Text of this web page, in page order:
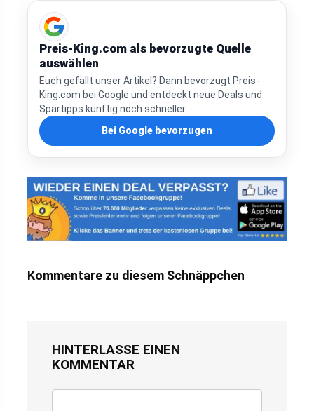
Preis-King.com als bevorzugte Quelle
auswählen
Euch gefällt unser Artikel? Dann bevorzugt Preis-
King.com bei Google und entdeckt neue Deals und
Spartipps künftig noch schneller.
Bei Google bevorzugen
Kommentare zu diesem Schnäppchen
HINTERLASSE EINEN
KOMMENTAR